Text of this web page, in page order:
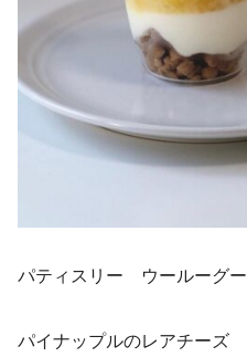
パティスリー ウールーグー
パイナップルのレアチーズ